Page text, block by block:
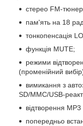
стерео FM-
пам'ять на 18
тонкопенсація
функція MUTE;
режими
(променійний
вимикання з
SD/MMC/USB-
відтворення МР3
попередньо